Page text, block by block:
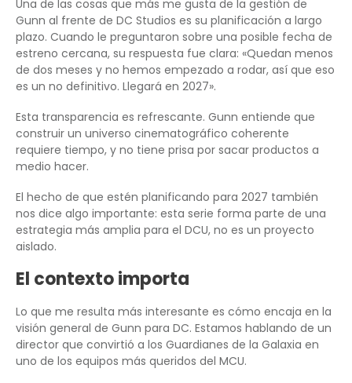
Una de las cosas que más me gusta de la gestión de
Gunn al frente de DC Studios es su planificación a largo
plazo. Cuando le preguntaron sobre una posible fecha de
estreno cercana, su respuesta fue clara: «Quedan menos
de dos meses y no hemos empezado a rodar, así que eso
es un no definitivo. Llegará en 2027».
Esta transparencia es refrescante. Gunn entiende que
construir un universo cinematográfico coherente
requiere tiempo, y no tiene prisa por sacar productos a
medio hacer.
El hecho de que estén planificando para 2027 también
nos dice algo importante: esta serie forma parte de una
estrategia más amplia para el DCU, no es un proyecto
aislado.
El contexto importa
Lo que me resulta más interesante es cómo encaja en la
visión general de Gunn para DC. Estamos hablando de un
director que convirtió a los Guardianes de la Galaxia en
uno de los equipos más queridos del MCU.